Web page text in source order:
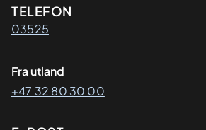
Kontaktinformasjon
TELEFON
03525
Fra utland
+47 32 80 30 00